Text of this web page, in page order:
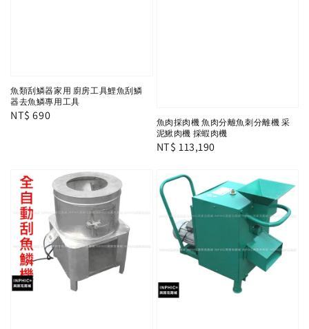
魚類刮鱗器家用 廚房工具鯉魚刮鱗
器去魚鱗專用工具
Regular
NT$ 690
魚肉採肉機 魚肉分離魚刺分離機 采
泥鰍肉機 採蝦肉機
Regular
NT$ 113,190